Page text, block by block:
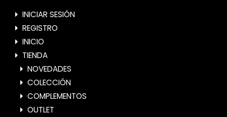
INICIAR SESIÓN
REGISTRO
INICIO
TIENDA
NOVEDADES
COLECCIÓN
COMPLEMENTOS
OUTLET